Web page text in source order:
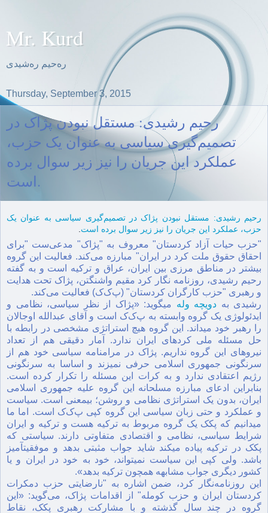
Mr. Kurd
ره‌حیم ره‌شیدی
Thursday, September 3, 2015
رحیم رشیدی: مستقل نبودن پژاک در
تصمیم‌گیری سیاسی بە عنوان یک حزب،
عملکرد این جریان را نیز زیر سوال بردە
است.
رحیم رشیدی: مستقل نبودن پژاک در تصمیم‌گیری سیاسی بە عنوان یک
حزب، عملکرد این جریان را نیز زیر سوال بردە است
"حزب حیات آزاد کردستان" معروف به "پژاک" مدعی‌ست "برای
احقاق حقوق ملت کرد در ایران" مبارزه می‌کند. فعالیت این گروه
بیشتر در مناطق مرزی بین ایران، عراق و ترکیه است و به گفته
رحیم رشیدی، روزنامه نگار کرد مقیم واشنگتن، پژاک تحت هدایت
و رهبری "حزب کارگران کردستان" (پ‌ک‌ک) فعالیت می‌کند.
رشیدی به دویچه وله میگوید: «پژاک از نظر سیاسی، نظامی و
ایدئولوژی یک گروه وابسته به پ‌ک‌ک است و آقای عبدالله اوجالان
را رهبر خود میداند. این گروه هیچ استراتژی مشخصی در رابطه با
حل مسئلە ملی کردهای ایران ندارد. آمار دقیقی هم از تعداد
نیروهای این گروه نداریم. پژاک در مرامنامه سیاسی خود هم از
سرنگونی جمهوری اسلامی حرفی نمیزند و اساسا بە سرنگونی
رژیم اعتقادی ندارد و به کرات این مسئلە را تکرار کردە است.
بنابراین ادعای مبارزه مسلحانه این گروه علیه جمهوری اسلامی
ایران، بدون یک استراتژی نظامی و روشن؛ بیمعنی است. سیاست
و عملکرد و حتی زبان سیاسی این گروه کپی پ‌ک‌ک است. اما ما
میدانیم که پکک یک گروه مربوط به ترکیه هست و ترکیه و ایران
شرایط سیاسی، نظامی و اقتصادی متفاوتی دارند. سیاستی که
پکک در ترکیه پیاده میکند شاید جواب مثبتی بدهد و موفقیتآمیز
باشد. ولی کپی این سیاست نمیتواند، خود بە خود در ایران و یا
کشور دیگری جواب مشابهە همچون ترکیە بدهد».
این روزنامه‌نگار کرد، ضمن اشاره به "نارضایتی حزب دمکرات
کردستان ایران و حزب کومله" از اقدامات پژاک، می‌گوید: «این
گروه در چند سال گذشتە و با مشارکت رهبری پکک، نقاط